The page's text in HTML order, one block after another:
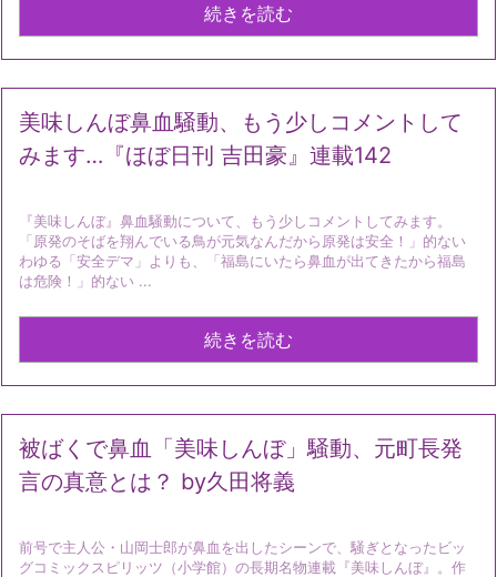
続きを読む
美味しんぼ鼻血騒動、もう少しコメントして
みます…『ほぼ日刊 吉田豪』連載142
『美味しんぼ』鼻血騒動について、もう少しコメントしてみます。
「原発のそばを翔んでいる鳥が元気なんだから原発は安全！」的ない
わゆる「安全デマ」よりも、「福島にいたら鼻血が出てきたから福島
は危険！」的ない ...
続きを読む
被ばくで鼻血「美味しんぼ」騒動、元町長発
言の真意とは？ by久田将義
前号で主人公・山岡士郎が鼻血を出したシーンで、騒ぎとなったビッ
グコミックスピリッツ（小学館）の長期名物連載『美味しんぼ』。作